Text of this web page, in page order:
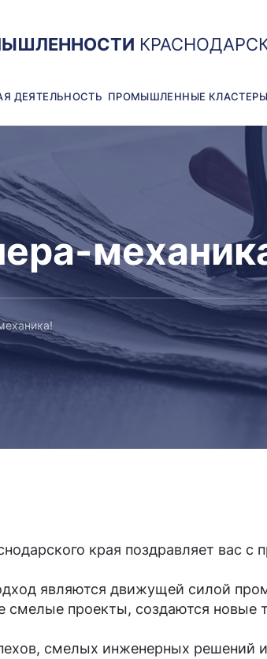
ДЕЯТЕЛЬНОСТЬ ПРОМЫШЛЕННЫЕ КЛАСТЕРЫ
края поздравляет вас
являются движущей силой
проекты, создаются новые
смелых инженерных решений